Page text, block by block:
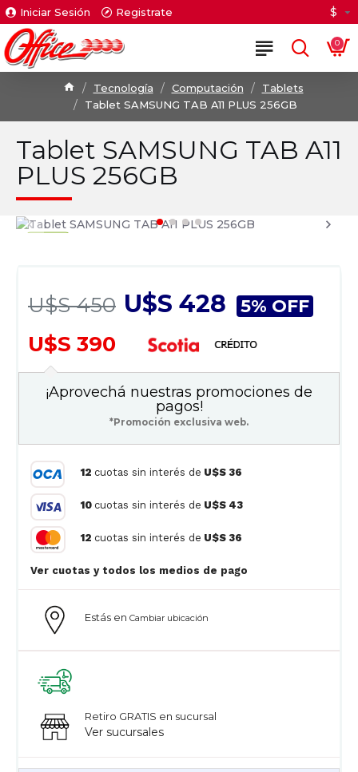
Iniciar Sesión Registrate $
0
Tecnología Computación
Tablets
Tablet SAMSUNG TAB A11 PLUS 256GB
Tablet SAMSUNG TAB A11
PLUS 256GB
U$S 450 U$S 428 5% OFF
U$S 390
Estás en Cambiar ubicación
Retiro GRATIS en sucursal
Ver sucursales
¡Aprovechá nuestras promociones de
pagos!
*Promoción exclusiva web.
12 cuotas sin interés de U$S 36
10 cuotas sin interés de U$S 43
12 cuotas sin interés de U$S 36
Ver cuotas y todos los medios de pago